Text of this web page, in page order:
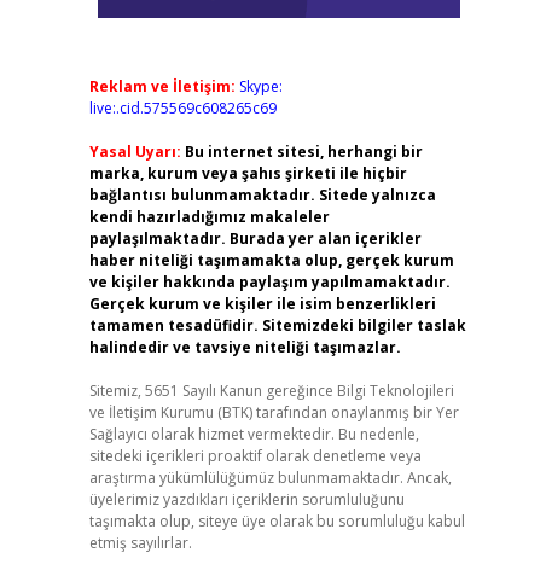
Reklam ve İletişim: Skype:
live:.cid.575569c608265c69
Yasal Uyarı: Bu internet sitesi, herhangi bir
marka, kurum veya şahıs şirketi ile hiçbir
bağlantısı bulunmamaktadır. Sitede yalnızca
kendi hazırladığımız makaleler
paylaşılmaktadır. Burada yer alan içerikler
haber niteliği taşımamakta olup, gerçek kurum
ve kişiler hakkında paylaşım yapılmamaktadır.
Gerçek kurum ve kişiler ile isim benzerlikleri
tamamen tesadüfidir. Sitemizdeki bilgiler taslak
halindedir ve tavsiye niteliği taşımazlar.
Sitemiz, 5651 Sayılı Kanun gereğince Bilgi Teknolojileri
ve İletişim Kurumu (BTK) tarafından onaylanmış bir Yer
Sağlayıcı olarak hizmet vermektedir. Bu nedenle,
sitedeki içerikleri proaktif olarak denetleme veya
araştırma yükümlülüğümüz bulunmamaktadır. Ancak,
üyelerimiz yazdıkları içeriklerin sorumluluğunu
taşımakta olup, siteye üye olarak bu sorumluluğu kabul
etmiş sayılırlar.